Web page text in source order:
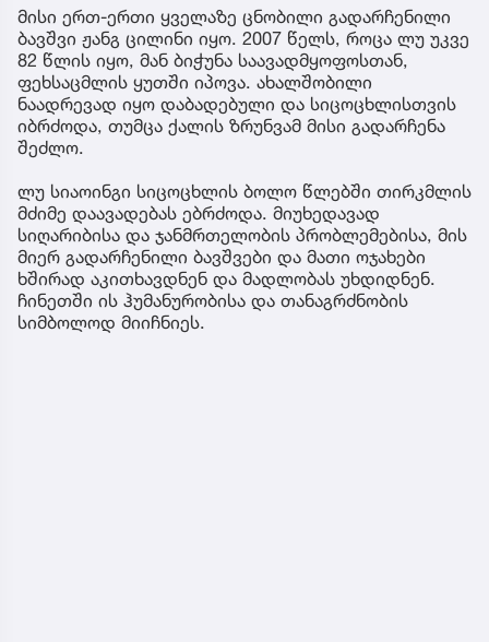
მისი ერთ-ერთი ყველაზე ცნობილი გადარჩენილი
ბავშვი ჟანგ ცილინი იყო. 2007 წელს, როცა ლუ უკვე
82 წლის იყო, მან ბიჭუნა საავადმყოფოსთან,
ფეხსაცმლის ყუთში იპოვა. ახალშობილი
ნაადრევად იყო დაბადებული და სიცოცხლისთვის
იბრძოდა, თუმცა ქალის ზრუნვამ მისი გადარჩენა
შეძლო.
ლუ სიაოინგი სიცოცხლის ბოლო წლებში თირკმლის
მძიმე დაავადებას ებრძოდა. მიუხედავად
სიღარიბისა და ჯანმრთელობის პრობლემებისა, მის
მიერ გადარჩენილი ბავშვები და მათი ოჯახები
ხშირად აკითხავდნენ და მადლობას უხდიდნენ.
ჩინეთში ის ჰუმანურობისა და თანაგრძნობის
სიმბოლოდ მიიჩნიეს.